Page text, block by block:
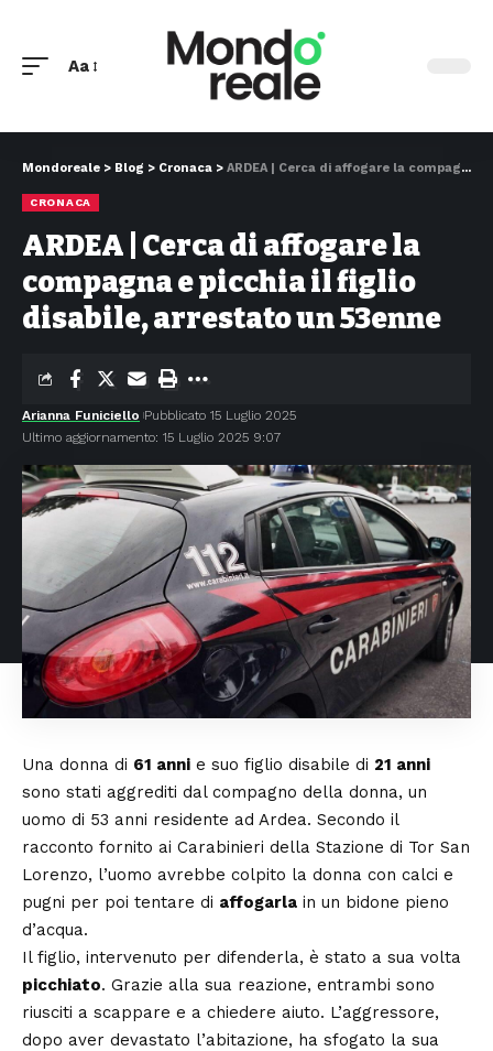
Aa
Mondoreale > Blog > Cronaca > ARDEA | Cerca di affogare la compagna e picchia il figlio disabile, arrestato un 53enne
CRONACA
ARDEA | Cerca di affogare la
compagna e picchia il figlio
disabile, arrestato un 53enne
Ultimo aggiornamento: 15 Luglio 2025 9:07
Arianna Funiciello Pubblicato 15 Luglio 2025
Una donna di 61 anni e suo figlio disabile di 21 anni
sono stati aggrediti dal compagno della donna, un
uomo di 53 anni residente ad Ardea. Secondo il
racconto fornito ai Carabinieri della Stazione di Tor San
Lorenzo, l’uomo avrebbe colpito la donna con calci e
pugni per poi tentare di affogarla in un bidone pieno
d’acqua.
Il figlio, intervenuto per difenderla, è stato a sua volta
picchiato. Grazie alla sua reazione, entrambi sono
riusciti a scappare e a chiedere aiuto. L’aggressore,
dopo aver devastato l’abitazione, ha sfogato la sua